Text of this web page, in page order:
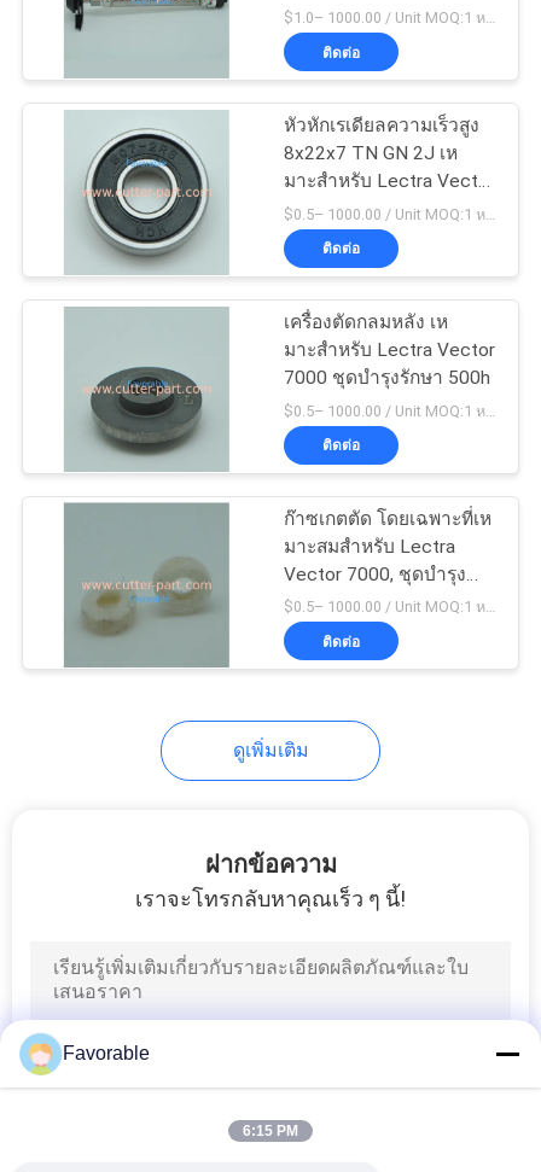
เวกเตอร์ 2500
28
ส่วนของเครื่อง
กระจาย
124
ชิ้นส่วนเครื่องตัด
อะไหล่เครื่องตัดบูลเม
อร์
Vector 7000
$1.0– 1000.00 / Unit MOQ:1 หน่วย/หน่วย negociate
ติดต่อ
หัวหักเรเดียลความเร็วสูง
8x22x7 TN GN 2J เห
มาะสําหรับ Lectra Vector
7000
ติดต่อ
เครื่องตัดกลมหลัง เห
มาะสําหรับ Lectra Vector
7000 ชุดบํารุงรักษา 500h
ติดต่อ
ก๊าซเกตตัด โดยเฉพาะที่เห
มาะสมสําหรับ Lectra
Vector 7000, ชุดบํารุง
รักษา 500h
$0.5– 1000.00 / Unit MOQ:1 หน่วย/หน่วย negociate
ติดต่อ
ดูเพิ่มเติม
ฝากข้อความ
เราจะโทรกลับหาคุณเร็ว ๆ นี้!
Favorable
6:15 PM